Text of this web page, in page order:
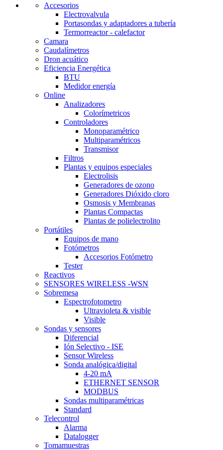
Accesorios
Electrovalvula
Portasondas y adaptadores a tubería
Termorreactor - calefactor
Camara
Caudalímetros
Dron acuático
Eficiencia Energética
BTU
Medidor energía
Online
Analizadores
Colorímetricos
Controladores
Monoparamétrico
Multiparamétricos
Transmisor
Filtros
Plantas y equipos especiales
Electrolisis
Generadores de ozono
Generadores Dióxido cloro
Osmosis y Membranas
Plantas Compactas
Plantas de polielectrolito
Portátiles
Equipos de mano
Fotómetros
Accesorios Fotómetro
Tester
Reactivos
SENSORES WIRELESS -WSN
Sobremesa
Espectrofotometro
Ultravioleta & visible
Visible
Sondas y sensores
Diferencial
Ión Selectivo - ISE
Sensor Wireless
Sonda analógica/digital
4-20 mA
ETHERNET SENSOR
MODBUS
Sondas multiparamétricas
Standard
Telecontrol
Alarma
Datalogger
Tomamuestras